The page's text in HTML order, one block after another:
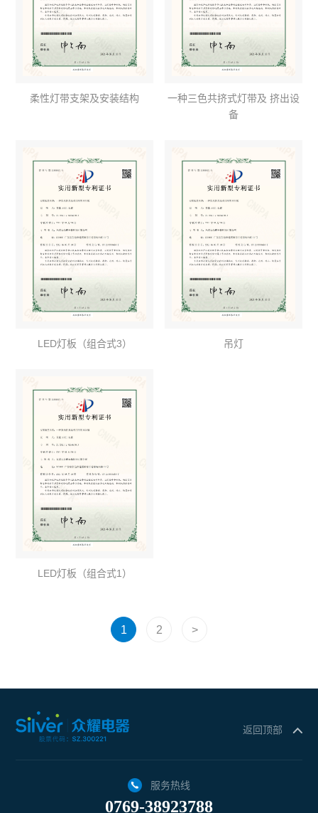
柔性灯带支架及安装结构
一种三色共挤式灯带及 挤出设
备
LED灯板（组合式3） 吊灯
LED灯板（组合式1）
1 2 >
返回顶部
服务热线
0769-38923788